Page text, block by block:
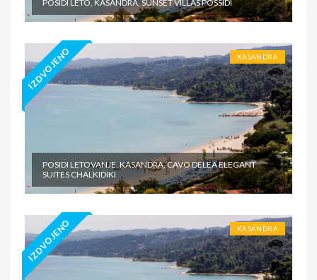
POSIDI LETO, KASANDRA, SUNSET VILLAS POSSIDI
IZDVOJENO KASANDRA
POSIDI LETOVANJE, KASANDRA, CAVO DELEA ELEGANT
SUITES CHALKIDIKI
IZDVOJENO KASANDRA